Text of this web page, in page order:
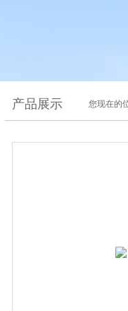
产品展示 您现在的